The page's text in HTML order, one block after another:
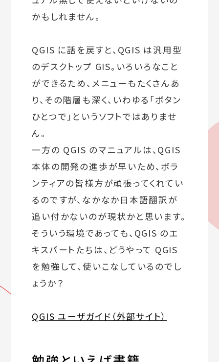
かもしれません。
QGIS に話を戻すと、QGIS は汎用型
のデスクトップ GIS。いろいろなこと
ができるため、メニューもたくさんあ
り、その階層も深く、いわゆる「ボタン
ひとつで」というソフトではありませ
ん。
一方の QGIS のマニュアルは、QGIS
本体の開発の進歩が早いため、ボラ
ンティアの皆様方が頑張ってくれてい
るのですが、なかなか日本語翻訳が
追い付かないのが現状かと思います。
そういう環境であっても、QGIS のエ
キスパートたちは、どうやって QGIS
を勉強して、使いこなしているのでし
ょうか？
QGIS ユーザガイド（外部サイト）